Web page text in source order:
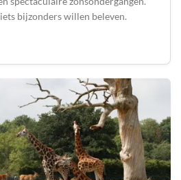
bijzonders willen beleven.